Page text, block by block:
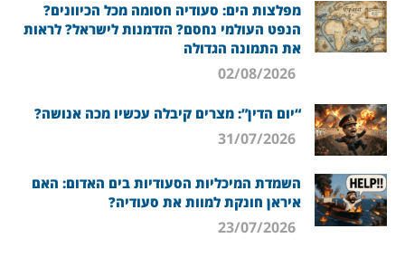
מפלצות הים: סעודיה חסומה מכל הכיוונים?
הנפט העולמי נחסם? הזדמנות לישראל? לראות
את התמונה הגדולה
“יום הדין”: מצרים קיבלה עכשיו מכה אנושה?
השמדת המיכליות הסעודיות בים האדום: האם
איראן חונקת למוות את סעודיה?